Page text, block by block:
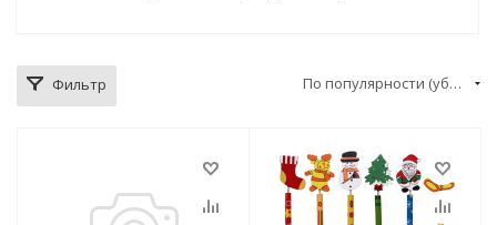
Фильтр По популярности (убывание)